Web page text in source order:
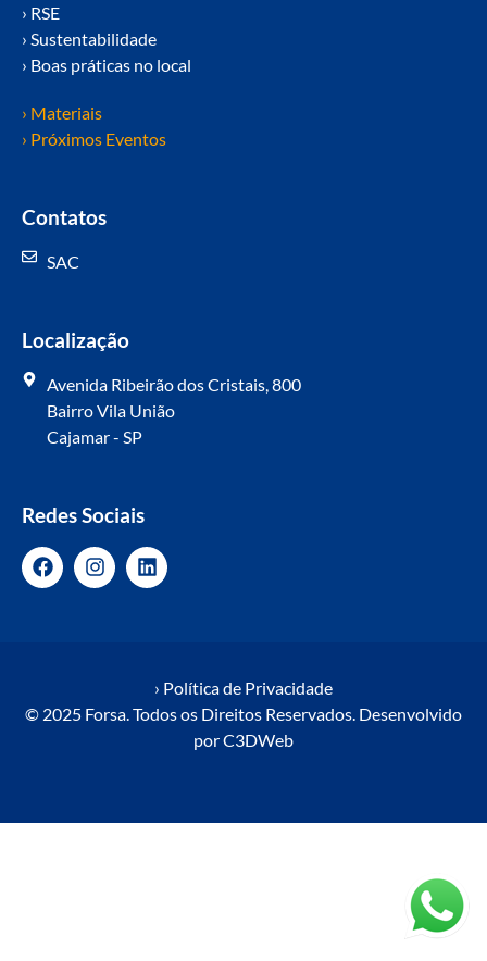
› RSE
› Sustentabilidade
› Boas práticas no local
› Materiais
› Próximos Eventos
Contatos
SAC
Localização
Avenida Ribeirão dos Cristais, 800
Bairro Vila União
Cajamar - SP
Redes Sociais
› Política de Privacidade
© 2025 Forsa. Todos os Direitos Reservados. Desenvolvido
porC3DWeb